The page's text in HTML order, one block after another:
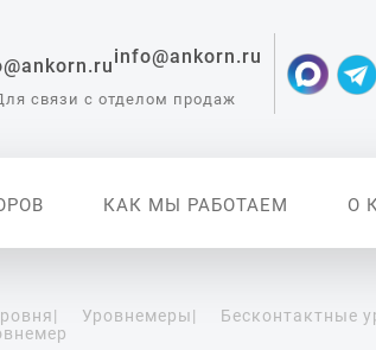
info@ankorn.ru
связи с отделом продаж
КАК МЫ РАБОТАЕМ О
для
| Уровнемеры|
Бесконтактные